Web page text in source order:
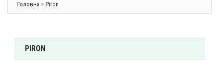
Головна > Piron
PIRON